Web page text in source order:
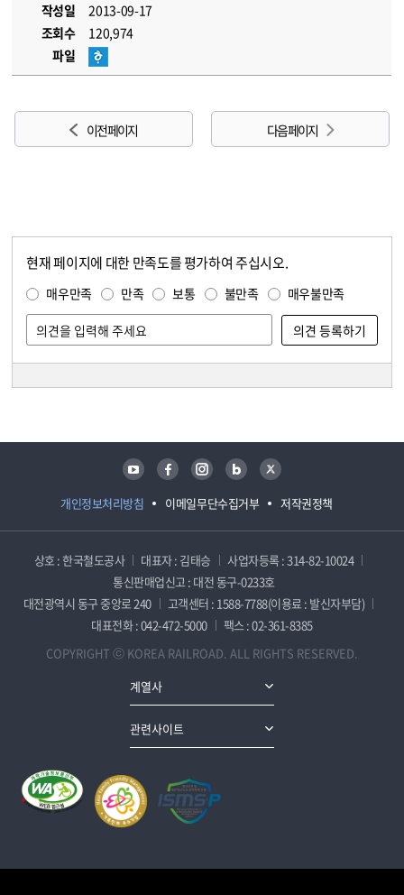
작성일
2013-09-17
조회수
120,974
파일
이전 페이지 다음 페이지
현재 페이지에 대한 만족도를 평가하여 주십시오.
매우만족 만족 보통 불만족 매우불만족
개인정보처리방침 이메일무단수집거부 저작권정책
유튜브 페이스북 인스타그램 블로그 트위터
상호 : 한국철도공사 대표자 : 김태승
사업자등록 : 314-82-10024
통신판매업신고 : 대전 동구-0233호
대전광역시 동구 중앙로 240
고객센터 : 1588-7788(이용료 : 발신자부담)
대표전화 : 042-472-5000
팩스 : 02-361-8385
COPYRIGHT ⓒ KOREA RAILROAD. ALL RIGHTS RESERVED.
계열사
관련사이트